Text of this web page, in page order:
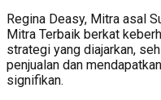
Regina Deasy, Mitra asal
Mitra Terbaik berkat
strategi yang diajarkan,
penjualan dan
signifikan.